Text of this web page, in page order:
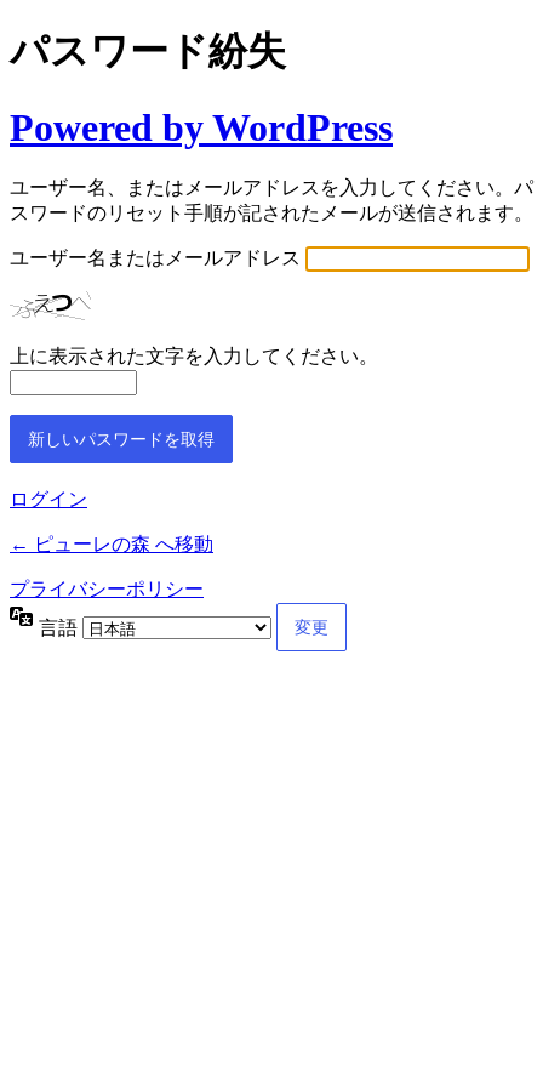
パスワード紛失
Powered by WordPress
ユーザー名、またはメールアドレスを入力してください。パ
スワードのリセット手順が記されたメールが送信されます。
ユーザー名またはメールアドレス
上に表示された文字を入力してください。
ログイン
← ピューレの森 へ移動
プライバシーポリシー
言語